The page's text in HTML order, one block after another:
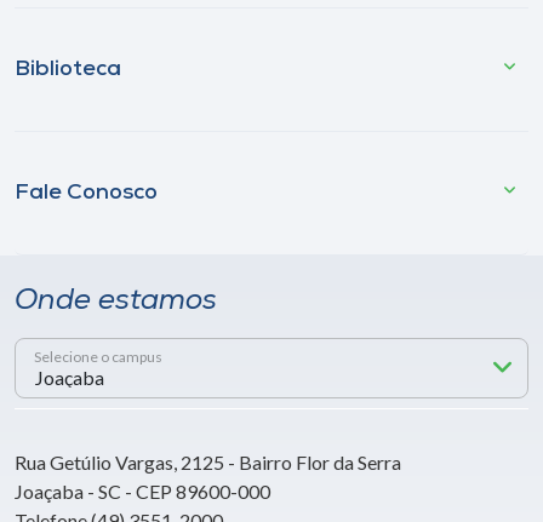
Biblioteca
Fale Conosco
Onde estamos
Selecione o campus
Rua Getúlio Vargas, 2125 - Bairro Flor da Serra
Joaçaba - SC - CEP 89600-000